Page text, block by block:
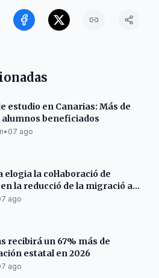
estudio en Canarias: Más de
alumnos beneficiados
• 07 ago
elogia la col·laboració de
la reducció de la migració a
ago
recibirá un 67% más de
estatal en 2026
ago